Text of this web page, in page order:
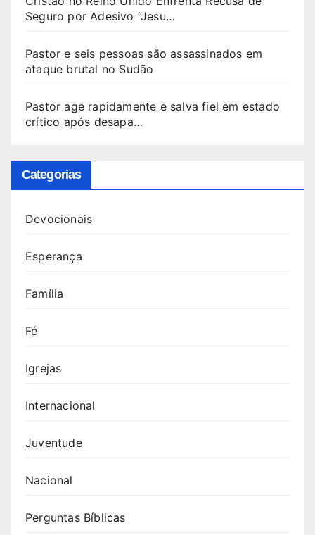
Seguro por Adesivo “Jesu…
Pastor e seis pessoas são assassinados em
ataque brutal no Sudão
Pastor age rapidamente e salva fiel em estado
crítico após desapa…
Categorias
Devocionais
Esperança
Família
Fé
Igrejas
Internacional
Juventude
Nacional
Perguntas Bíblicas